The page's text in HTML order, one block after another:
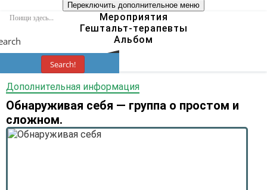
Переключить дополнительное меню
Search!
Мероприятия
Гештальт-терапевты
Альбом
Дополнительная информация
Обнаруживая себя — группа о простом и
сложном.